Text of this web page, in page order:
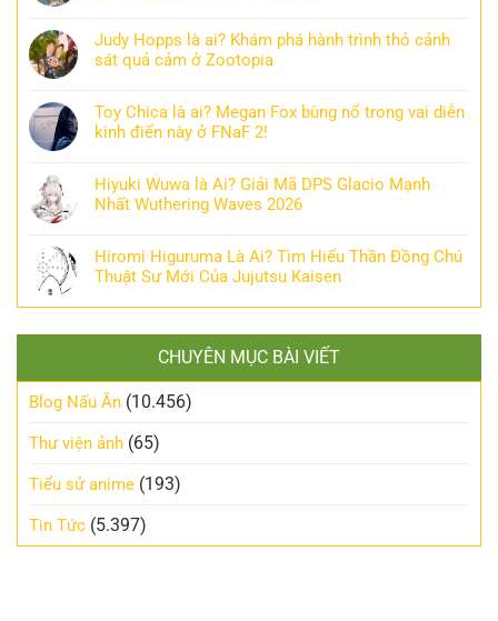
Judy Hopps là ai? Khám phá hành trình thỏ cảnh
sát quả cảm ở Zootopia
Toy Chica là ai? Megan Fox bùng nổ trong vai diễn
kinh điển này ở FNaF 2!
Hiyuki Wuwa là Ai? Giải Mã DPS Glacio Mạnh
Nhất Wuthering Waves 2026
Hiromi Higuruma Là Ai? Tìm Hiểu Thần Đồng Chú
Thuật Sư Mới Của Jujutsu Kaisen
CHUYÊN MỤC BÀI VIẾT
Blog Nấu Ăn (10.456)
Thư viện ảnh (65)
Tiểu sử anime (193)
Tin Tức (5.397)